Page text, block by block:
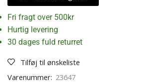
Fri fragt over 500kr
Hurtig levering
30 dages fuld returret
Tilføj til ønskeliste
Varenummer: 23647